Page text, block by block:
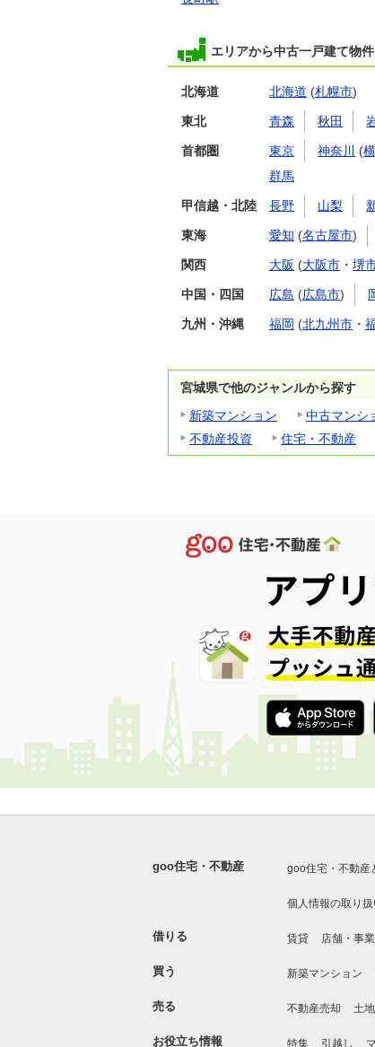
エリアから中古一戸建て物
北海道 北海道 (札幌市)
東北 青森 秋田
首都圏 東京 神奈川 (
群馬
甲信越・北陸 長野 山梨
東海 愛知 (名古屋市)
関西 大阪 (大阪市 ・ 堺
中国・四国 広島 (広島市)
九州・沖縄 福岡 (北九州市 ・
宮城県で他のジャンルから探す
新築マンション
中古マンシ
不動産投資
住宅・不動産
goo住宅・不動産 goo住宅・不動産
個人情報の取り
借りる 賃貸 店舗・事
買う 新築マンション
売る 不動産売却 土
お役立ち情報 特集 引越し